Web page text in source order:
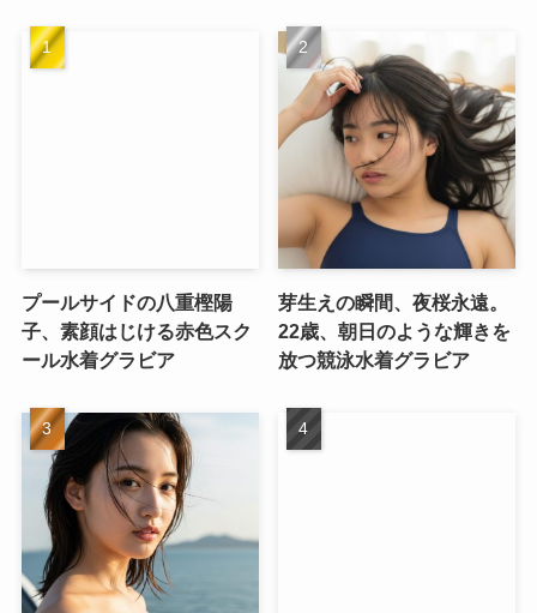
プールサイドの八重樫陽
子、素顔はじける赤色スク
ール水着グラビア
芽生えの瞬間、夜桜永遠。
22歳、朝日のような輝きを
放つ競泳水着グラビア